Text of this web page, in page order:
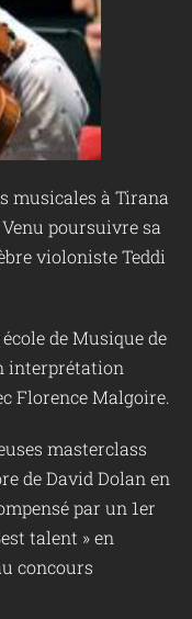
musicales à Tirana
Venu poursuivre sa
violoniste Teddi
de Musique de
interprétation
Florence Malgoire.
masterclass
de David Dolan en
par un 1er
talent » en
concours